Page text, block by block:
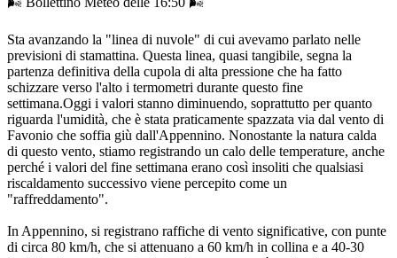
Sta avanzando la "linea di nuvole" di cui avevamo parlato nelle
previsioni di stamattina. Questa linea, quasi tangibile, segna la
partenza definitiva della cupola di alta pressione che ha fatto
schizzare verso l'alto i termometri durante questo fine
settimana.Oggi i valori stanno diminuendo, soprattutto per quanto
riguarda l'umidità, che è stata praticamente spazzata via dal vento di
Favonio che soffia giù dall'Appennino. Nonostante la natura calda
di questo vento, stiamo registrando un calo delle temperature, anche
perché i valori del fine settimana erano così insoliti che qualsiasi
riscaldamento successivo viene percepito come un
"raffreddamento".
In Appennino, si registrano raffiche di vento significative, con punte
di circa 80 km/h, che si attenuano a 60 km/h in collina e a 40-30